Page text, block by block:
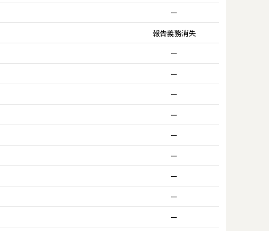
ー
報告義務消失
ー
ー
ー
ー
ー
ー
ー
ー
ー